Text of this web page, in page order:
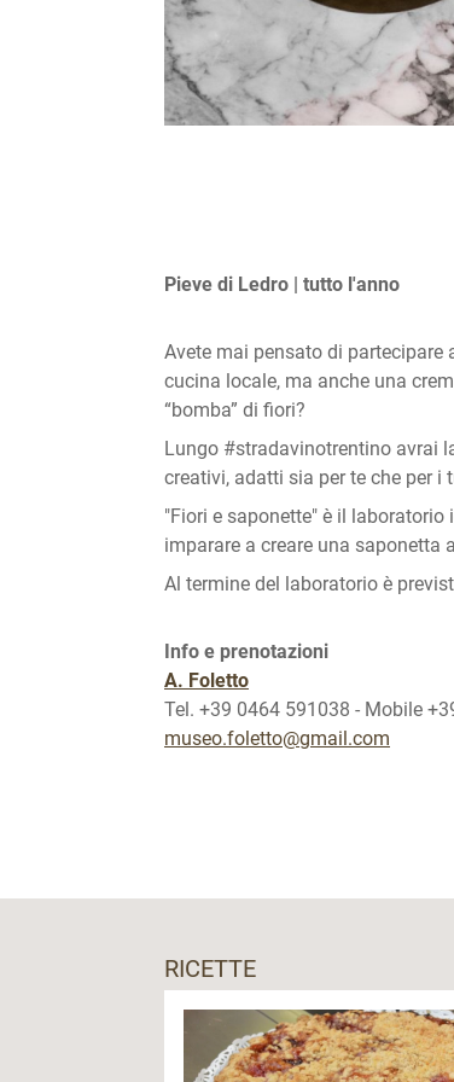
Pieve di Ledro | tutto l'anno
Avete mai pensato di
cucina locale, ma anche una
“bomba” di fiori?
Lungo #stradavinotrentino avrai
creativi, adatti sia per te che per i
"Fiori e saponette" è il laboratorio
imparare a creare una saponetta
Al termine del laboratorio è
Info e prenotazioni
A. Foletto
Tel. +39 0464 591038 - Mobile
museo.foletto@gmail.com
RICETTE